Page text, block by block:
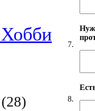
(28)
7.
8.